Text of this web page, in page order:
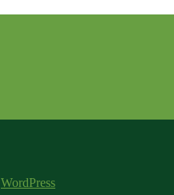
WordPress